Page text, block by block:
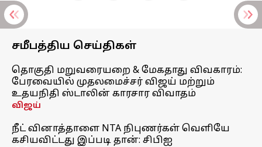
சமீபத்திய செய்திகள்
தொகுதி மறுவரையறை & மேகதாது விவகாரம்:
பேரவையில் முதலமைச்சர் விஜய் மற்றும்
உதயநிதி ஸ்டாலின் காரசார விவாதம்
விஜய்
நீட் வினாத்தாளை NTA நிபுணர்கள் வெளியே
கசியவிட்டது இப்படி தான்: சிபிஐ